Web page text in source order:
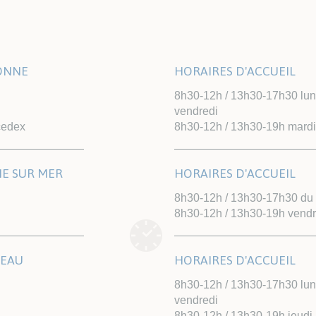
HORAIRES D'ACCUEIL
8h30-12h / 13h30-17h30
vendredi
8h30-12h / 13h30-19h mardi
SUR MER HORAIRES D'ACCUEIL
8h30-12h / 13h30-17h30
8h30-12h / 13h30-19h
HORAIRES D'ACCUEIL
8h30-12h / 13h30-17h30
vendredi